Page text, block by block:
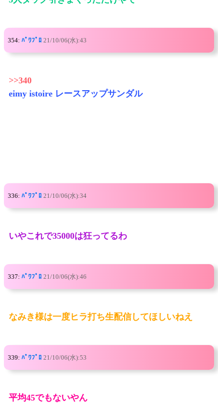
354: ﾊﾟﾜﾌﾟﾛ 21/10/06(水):43
>>340
eimy istoire レースアップサンダル
336: ﾊﾟﾜﾌﾟﾛ 21/10/06(水):34
いやこれで35000は狂ってるわ
337: ﾊﾟﾜﾌﾟﾛ 21/10/06(水):46
なみき様は一度ヒラ打ち生配信してほしいねえ
339: ﾊﾟﾜﾌﾟﾛ 21/10/06(水):53
平均45でもないやん